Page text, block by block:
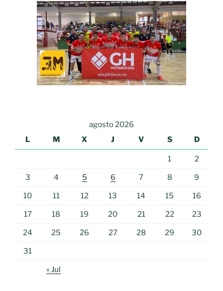
agosto 2026
L
M X J V S D
1 2
3 4 5 6 7 8 9
10 11 12 13 14 15 16
17 18 19 20 21 22 23
24 25 26 27 28 29 30
31
« Jul